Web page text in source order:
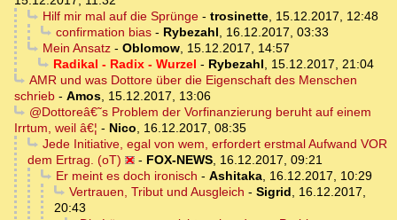
Hilf mir mal auf die Sprünge- trosinette, 15.12.2017, 12:48
confirmation bias- Rybezahl, 16.12.2017, 03:33
Mein Ansatz- Oblomow, 15.12.2017, 14:57
Radikal - Radix - Wurzel - Rybezahl, 15.12.2017, 21:04
AMR und was Dottore über die Eigenschaft des Menschen
schrieb - Amos, 15.12.2017, 13:06
@Dottoreâ€˜s Problem der Vorfinanzierung beruht auf einem
Irrtum, weil â€¦ - Nico, 16.12.2017, 08:35
Jede Initiative, egal von wem, erfordert erstmal Aufwand VOR
dem Ertrag. (oT)
- FOX-NEWS, 16.12.2017, 09:21
Er meint es doch ironisch - Ashitaka, 16.12.2017, 10:29
Vertrauen, Tribut und Ausgleich - Sigrid, 16.12.2017,
20:43